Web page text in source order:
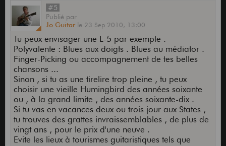
#5
Publié par
Jo Guitar le 23 Sep 2010, 13:00
Tu peux envisager une L-5 par exemple .
Polyvalente : Blues aux doigts . Blues au médiator .
Finger-Picking ou accompagnement de tes belles
chansons ...
Sinon , si tu as une tirelire trop pleine , tu peux
choisir une vieille Humingbird des années soixante
ou , à la grand limite , des années soixante-dix .
Si tu vas en vacances deux ou trois jour aux States ,
tu trouves des grattes invraissemblables , de plus de
vingt ans , pour le prix d'une neuve .
Evite les lieux à tourismes guitaristiques tels que